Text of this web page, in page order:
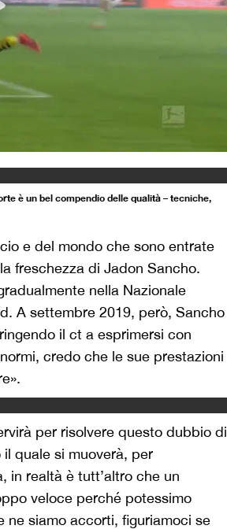
è un bel compendio delle qualità – tecniche,
e del mondo che sono entrate
freschezza di Jadon Sancho.
nella Nazionale
A settembre 2019, però, Sancho
il ct a esprimersi con
credo che le sue prestazioni
per risolvere questo dubbio di
quale si muoverà, per
in realtà è tutt’altro che un
veloce perché potessimo
ne siamo accorti, figuriamoci se